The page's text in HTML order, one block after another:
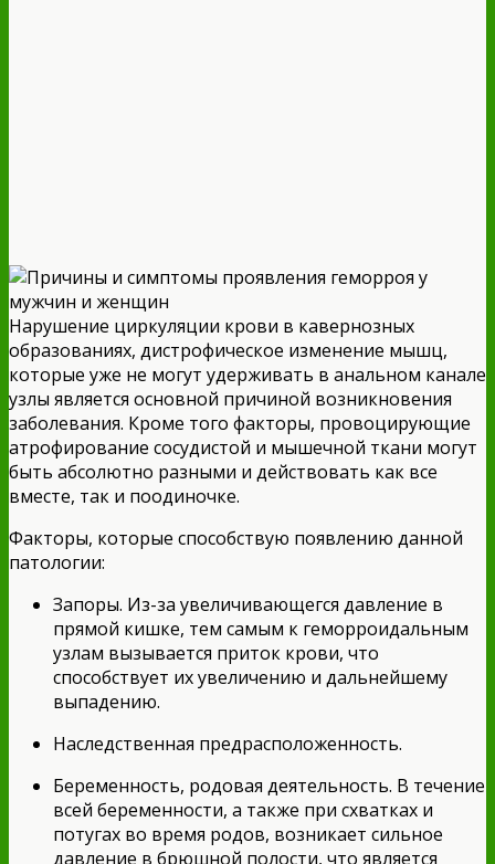
Нарушение циркуляции крови в кавернозных
образованиях, дистрофическое изменение мышц,
которые уже не могут удерживать в анальном канале
узлы является основной причиной возникновения
заболевания. Кроме того факторы, провоцирующие
атрофирование сосудистой и мышечной ткани могут
быть абсолютно разными и действовать как все
вместе, так и поодиночке.
Факторы, которые способствую появлению данной
патологии:
Запоры. Из-за увеличивающегся давление в
прямой кишке, тем самым к геморроидальным
узлам вызывается приток крови, что
способствует их увеличению и дальнейшему
выпадению.
Наследственная предрасположенность.
Беременность, родовая деятельность. В течение
всей беременности, а также при схватках и
потугах во время родов, возникает сильное
давление в брюшной полости, что является